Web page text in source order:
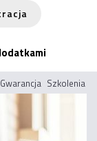
Gwarancja Szkolenia